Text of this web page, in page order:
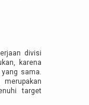
divisi
karena
sama.
target